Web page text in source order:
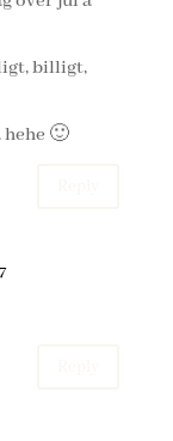
billigt,
🙂